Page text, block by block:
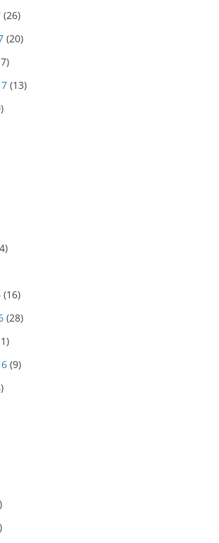
(26)
(20)
(13)
(16)
(28)
(9)